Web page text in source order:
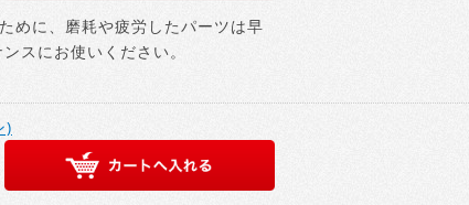
めに、磨耗や疲労したパーツは早
スにお使いください。
)